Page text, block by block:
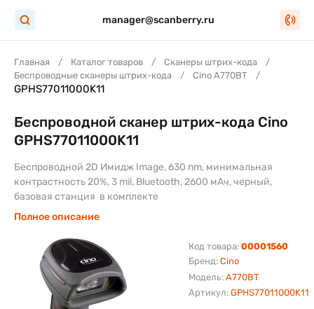
manager@scanberry.ru
Главная Каталог товаров
Сканеры штрих-кода
Беспроводные сканеры штрих-кода
Cino A770BT
GPHS77011000K11
Бренд: Cino
Модель: A770BT
Код товара: 00001560
Артикул: GPHS77011000K11
Беспроводной сканер штрих-кода Cino
GPHS77011000K11
Беспроводной 2D Имидж Image, 630 nm, минимальная
контрастность 20%, 3 mil, Bluetooth, 2600 мАч, черный,
базовая станция в комплекте
Полное описание